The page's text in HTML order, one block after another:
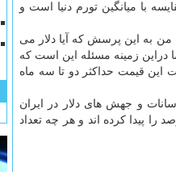
با میانگین تورم دنیا است و
من به این پرسش که آیا دلار می
اما دراین زمینه مسئله این است که
در خوش بینانه ترین حالت این قیمت حداکثر دو تا سه ماه
از قیمت تعادلی هم کوتاه مدت است، افزود: در طول ۳۰ سال قبل نوسانات و جهش های دلار در ایران
است، برای اینکه هم اکنون کشورهای زیادی تکنولوژی و سیاست رسیدن به تورم زیر ۳ درصد را پیدا کرده اند و هر چه تعداد